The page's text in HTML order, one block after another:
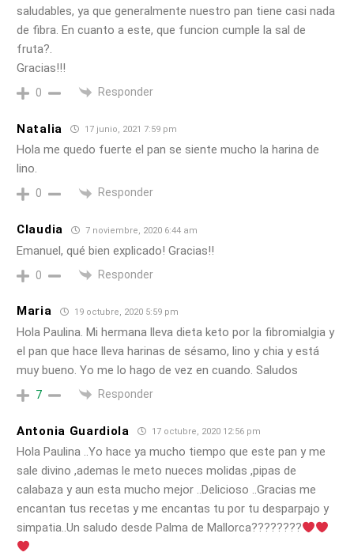
saludables, ya que generalmente nuestro pan tiene casi nada
de fibra. En cuanto a este, que funcion cumple la sal de
fruta?.
Gracias!!!
0 Responder
Natalia 17 junio, 2021 7:59 pm
Hola me quedo fuerte el pan se siente mucho la harina de
lino.
0 Responder
Claudia 7 noviembre, 2020 6:44 am
Emanuel, qué bien explicado! Gracias!!
0 Responder
Maria 19 octubre, 2020 5:59 pm
Hola Paulina. Mi hermana lleva dieta keto por la fibromialgia y
el pan que hace lleva harinas de sésamo, lino y chia y está
muy bueno. Yo me lo hago de vez en cuando. Saludos
7 Responder
Antonia Guardiola 17 octubre, 2020 12:56 pm
Hola Paulina ..Yo hace ya mucho tiempo que este pan y me
sale divino ,ademas le meto nueces molidas ,pipas de
calabaza y aun esta mucho mejor ..Delicioso ..Gracias me
encantan tus recetas y me encantas tu por tu desparpajo y
simpatia..Un saludo desde Palma de Mallorca????????